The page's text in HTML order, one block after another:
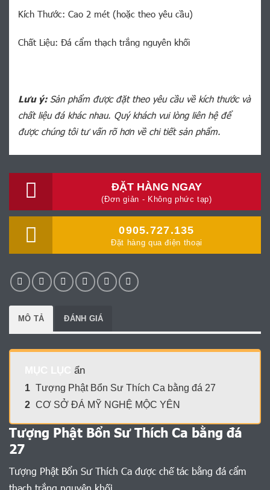
Kích Thước: Cao 2 mét (hoặc theo yêu cầu)
Chất Liệu: Đá cẩm thạch trắng nguyên khối
Lưu ý:Sản phẩm được đặt theo yêu cầu về kích thước và
chất liệu đá khác nhau. Quý khách vui lòng liên hệ để
được chúng tôi tư vấn rõ hơn về chi tiết sản phẩm.
ĐẶT HÀNG NGAY
(Đơn giản - Không phức tạp)
0905.727.135
Đặt hàng qua điện thoại
MÔ TẢ ĐÁNH GIÁ
ẩn
1 Tượng Phật Bổn Sư Thích Ca bằng đá 27
2 CƠ SỞ ĐÁ MỸ NGHỆ MỘC YÊN
Tượng Phật Bổn Sư Thích Ca bằng đá
27
Tượng Phật Bổn Sư Thích Ca được chế tác bằng đá cẩm